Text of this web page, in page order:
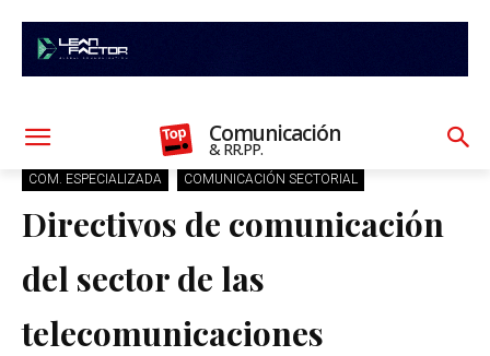
Comunicación
& RR.PP.
COM. ESPECIALIZADA COMUNICACIÓN SECTORIAL
Directivos de comunicación
del sector de las
telecomunicaciones